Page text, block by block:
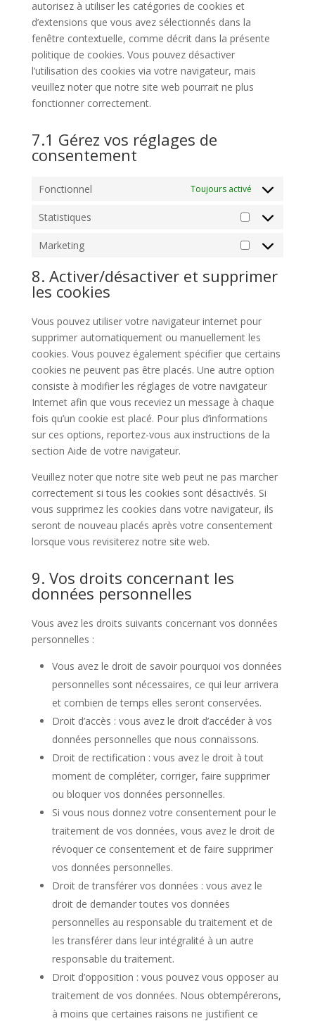
autorisez à utiliser les catégories de cookies et
d’extensions que vous avez sélectionnés dans la
fenêtre contextuelle, comme décrit dans la présente
politique de cookies. Vous pouvez désactiver
l’utilisation des cookies via votre navigateur, mais
veuillez noter que notre site web pourrait ne plus
fonctionner correctement.
7.1 Gérez vos réglages de
consentement
Fonctionnel Toujours activé
Statistiques
Statistiques
Marketing
Marketing
8. Activer/désactiver et supprimer
les cookies
Vous pouvez utiliser votre navigateur internet pour
supprimer automatiquement ou manuellement les
cookies. Vous pouvez également spécifier que certains
cookies ne peuvent pas être placés. Une autre option
consiste à modifier les réglages de votre navigateur
Internet afin que vous receviez un message à chaque
fois qu’un cookie est placé. Pour plus d’informations
sur ces options, reportez-vous aux instructions de la
section Aide de votre navigateur.
Veuillez noter que notre site web peut ne pas marcher
correctement si tous les cookies sont désactivés. Si
vous supprimez les cookies dans votre navigateur, ils
seront de nouveau placés après votre consentement
lorsque vous revisiterez notre site web.
9. Vos droits concernant les
données personnelles
Vous avez les droits suivants concernant vos données
personnelles :
Vous avez le droit de savoir pourquoi vos données
personnelles sont nécessaires, ce qui leur arrivera
et combien de temps elles seront conservées.
Droit d’accès : vous avez le droit d’accéder à vos
données personnelles que nous connaissons.
Droit de rectification : vous avez le droit à tout
moment de compléter, corriger, faire supprimer
ou bloquer vos données personnelles.
Si vous nous donnez votre consentement pour le
traitement de vos données, vous avez le droit de
révoquer ce consentement et de faire supprimer
vos données personnelles.
Droit de transférer vos données : vous avez le
droit de demander toutes vos données
personnelles au responsable du traitement et de
les transférer dans leur intégralité à un autre
responsable du traitement.
Droit d’opposition : vous pouvez vous opposer au
traitement de vos données. Nous obtempérerons,
à moins que certaines raisons ne justifient ce